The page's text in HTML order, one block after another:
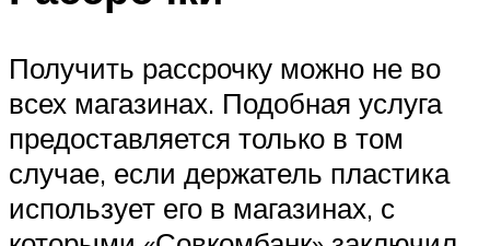
Получить рассрочку можно не во
всех магазинах. Подобная услуга
предоставляется только в том
случае, если держатель пластика
использует его в магазинах, с